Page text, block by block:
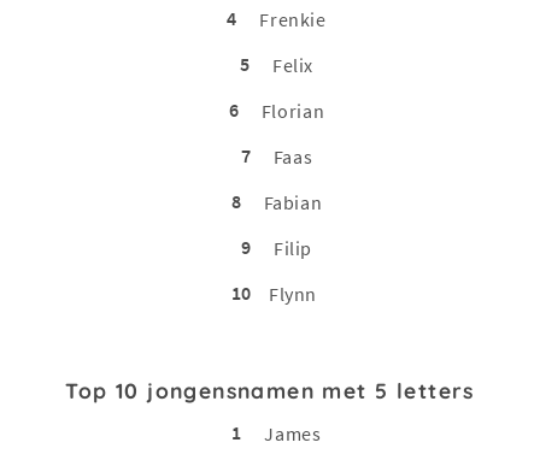
4
Frenkie
5
Felix
6
Florian
7
Faas
8
Fabian
9
Filip
10
Flynn
Top 10 jongensnamen met 5 letters
1 James